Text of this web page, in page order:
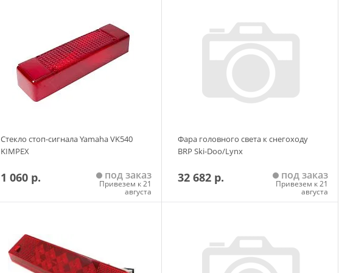
Стекло стоп-сигнала Yamaha VK540
KIMPEX
1 060 р. под заказ
Привезем к 21
августа
Фара головного света к снегоходу
BRP Ski-Doo/Lynx
32 682 р. под заказ
Привезем к 21
августа